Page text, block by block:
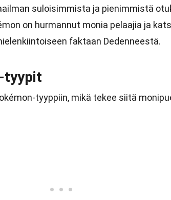
suloisimmista ja pienimmistä
on hurmannut monia pelaajia ja
faktaan Dedenneestä.
tyypit
tyyppiin, mikä tekee siitä